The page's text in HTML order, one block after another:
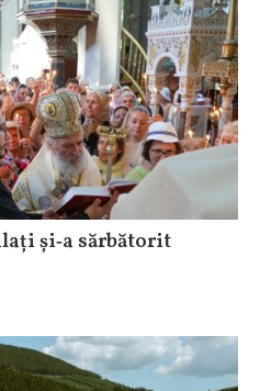
și‑a sărbătorit